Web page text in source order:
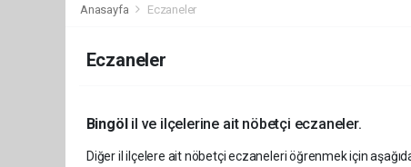
Anasayfa Eczaneler
Eczaneler
Bingölil ve ilçelerine ait nöbetçi eczaneler.
Diğer il ilçelere ait nöbetçi eczaneleri öğrenmek için